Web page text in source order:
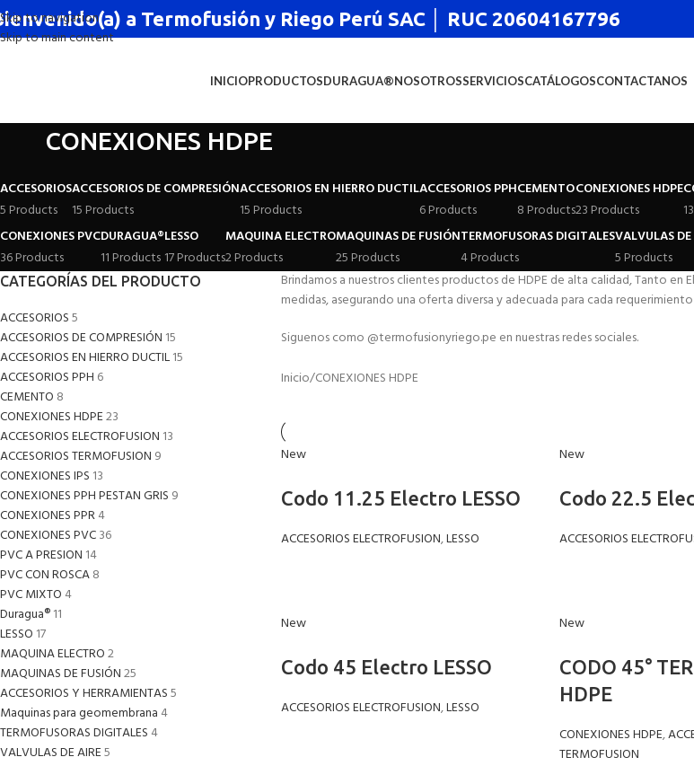
Skip to navigation
Skip to main content
a Termofusión y Riego Perú SAC │ RUC 20604167796
INICIOPRODUCTOSDURAGUA®NOSOTROSSERVICIOSCATÁLOGOSCONTACTANOS
CONEXIONES HDPE
ACCESORIOS
5 Products
ACCESORIOS DE COMPRESIÓN
15 Products
ACCESORIOS EN HIERRO DUCTIL
15 Products
ACCESORIOS PPH
6 Products
CEMENTO
8 Products
CONEXIONES HDPE
23 Products
CONEXIONES PVC
36 Products
DURAGUA®
11 Products
LESSO
17 Products
MAQUINA ELECTRO
2 Products
MAQUINAS DE FUSIÓN
25 Products
TERMOFUSORAS DIGITALES
4 Products
VALVULAS
5 Products
CATEGORÍAS DEL PRODUCTO
ACCESORIOS5
ACCESORIOS DE COMPRESIÓN 15
ACCESORIOS EN HIERRO DUCTIL15
ACCESORIOS PPH 6
CEMENTO 8
CONEXIONES HDPE23
ACCESORIOS ELECTROFUSION 13
ACCESORIOS TERMOFUSION 9
CONEXIONES IPS 13
CONEXIONES PPH PESTAN GRIS 9
CONEXIONES PPR4
CONEXIONES PVC36
PVC A PRESION 14
PVC CON ROSCA8
PVC MIXTO 4
Duragua®11
LESSO 17
MAQUINA ELECTRO2
MAQUINAS DE FUSIÓN25
ACCESORIOS Y HERRAMIENTAS5
Maquinas para geomembrana 4
TERMOFUSORAS DIGITALES 4
VALVULAS DE AIRE5
Brindamos a nuestros clientes productos de HDPE de alta calidad, Tanto
medidas, asegurando una oferta diversa y adecuada para cada
Siguenos como @termofusionyriego.pe en nuestras redes sociales.
Inicio CONEXIONES HDPE
New
Codo 11.25 Electro LESSO
ACCESORIOS ELECTROFUSION,LESSO
New
Codo 22.5
ACCESORIOS
New
Codo 45 Electro LESSO
ACCESORIOS ELECTROFUSION,LESSO
New
CODO 45°
HDPE
CONEXIONES HDPE,
TERMOFUSION